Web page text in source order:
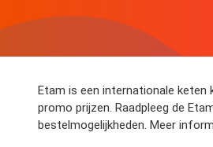
Etam is een internationale keten
promo prijzen. Raadpleeg de
bestelmogelijkheden. Meer